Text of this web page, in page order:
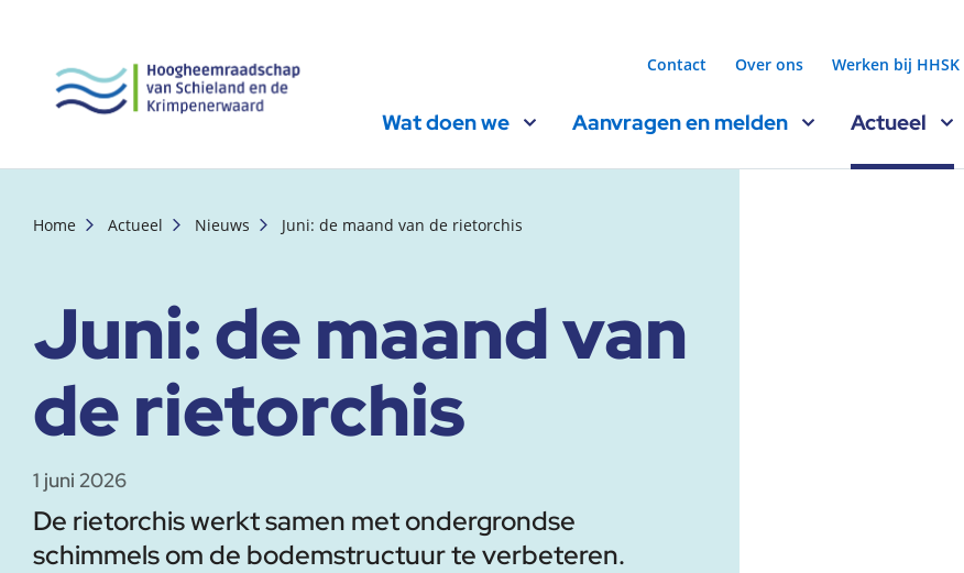
Contact Over ons Werken bij HHSK
Wat doen we Aanvragen en melden Actueel
Home Actueel Nieuws Juni: de maand van de rietorchis
Juni: de maand van
de rietorchis
1 juni 2026
De rietorchis werkt samen met ondergrondse
schimmels om de bodemstructuur te verbeteren.